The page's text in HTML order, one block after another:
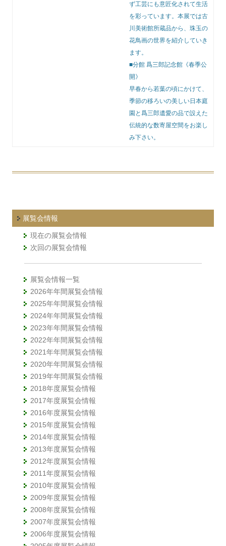
ず工芸にも意匠化されて生活
を彩っています。本展では古
川美術館所蔵品から、珠玉の
花鳥画の世界を紹介していき
ます。
■分館 爲三郎記念館《春季公
開》
早春から若葉の頃にかけて、
季節の移ろいの美しい日本庭
園と爲三郎遺愛の品で設えた
伝統的な数寄屋空間をお楽し
み下さい。
展覧会情報
現在の展覧会情報
次回の展覧会情報
展覧会情報一覧
2026年年間展覧会情報
2025年年間展覧会情報
2024年年間展覧会情報
2023年年間展覧会情報
2022年年間展覧会情報
2021年年間展覧会情報
2020年年間展覧会情報
2019年年間展覧会情報
2018年度展覧会情報
2017年度展覧会情報
2016年度展覧会情報
2015年度展覧会情報
2014年度展覧会情報
2013年度展覧会情報
2012年度展覧会情報
2011年度展覧会情報
2010年度展覧会情報
2009年度展覧会情報
2008年度展覧会情報
2007年度展覧会情報
2006年度展覧会情報